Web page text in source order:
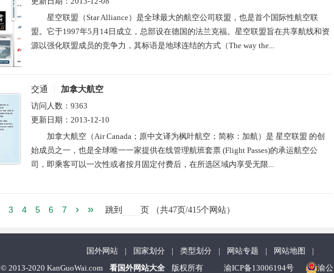
星空联盟（Star Alliance）是全球最大的航空公司联盟，也是首个国际性航空联
盟。它于1997年5月14日成立，总部设在德国的法兰克福。星空联盟旨在共享航线和资
源以强化联盟成员的竞争力，其标语是地球连结的方式（The way the...
交通
加拿大航空
访问人数： 9363
更新日期： 2013-12-10
加拿大航空（Air Canada；原中文译为枫叶航空；简称：加航）是 星空联盟 的创
始成员之一，也是全球唯一一家提供在线管理航班套票 (Flight Passes)的承运航空公
司，即乘客可以一次性或者按月固定付费后，在所选区域内享受无限...
3 4 5 6 7 › » 跳到 页 （共47页/415个网站）
国外网站 | 国家划分 | 类型划分 | 网站专题 | 网站地图
|
©2013-2020 KanGuoWai.com 看国外网站大全 版权所有 渝ICP备13006194号 渝